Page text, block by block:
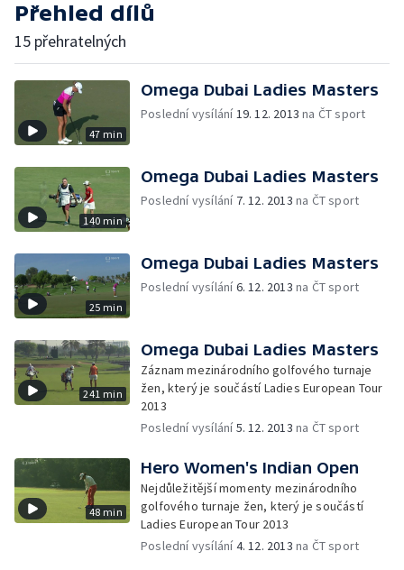
Přehled dílů
15 přehratelných
47 min
Omega Dubai Ladies Masters
Poslední vysílání19. 12. 2013 na ČT sport
140 min
Omega Dubai Ladies Masters
Poslední vysílání 7. 12. 2013 na ČT sport
25 min
Omega Dubai Ladies Masters
Poslední vysílání6. 12. 2013 na ČT sport
241 min
Omega Dubai Ladies Masters
Záznam mezinárodního golfového turnaje
žen, který je součástí Ladies European Tour
2013
Poslední vysílání5. 12. 2013 na ČT sport
48 min
Hero Women's Indian Open
Nejdůležitější momenty mezinárodního
golfového turnaje žen, který je součástí
Ladies European Tour 2013
Poslední vysílání4. 12. 2013 na ČT sport